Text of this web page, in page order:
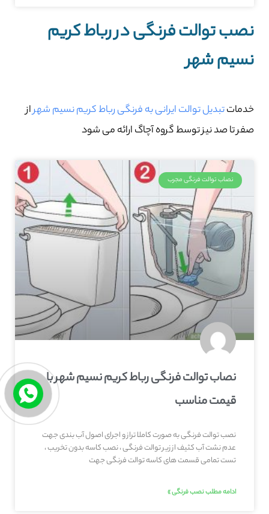
نصب توالت فرنگی در رباط کریم
نسیم شهر
خدماتتبدیل توالت ایرانی به فرنگی رباط کریم نسیم شهراز
صفر تا صد نیز توسط گروه آچاگ ارائه می شود
نصاب توالت فرنگی مجرب
نصاب توالت فرنگی رباط کریم نسیم شهر با
قیمت مناسب
نصب توالت فرنگی به صورت کاملا تراز و اجرای اصول آب بندی جهت
عدم نشت آب کثیف از زیر توالت فرنگی ، نصب کاسه بدون تخریب ،
تست تمامی قسمت های کاسه توالت فرنگی جهت
ادامه مطلب نصب فرنگی »